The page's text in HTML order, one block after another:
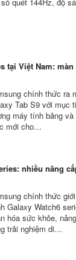
tại Việt Nam:
chính thức ra
Tab S9 với mục
máy tính bảng
mới cho…
nhiều nâng
chính thức
Galaxy Watch6
hóa sức khỏe,
trải nghiệm di…